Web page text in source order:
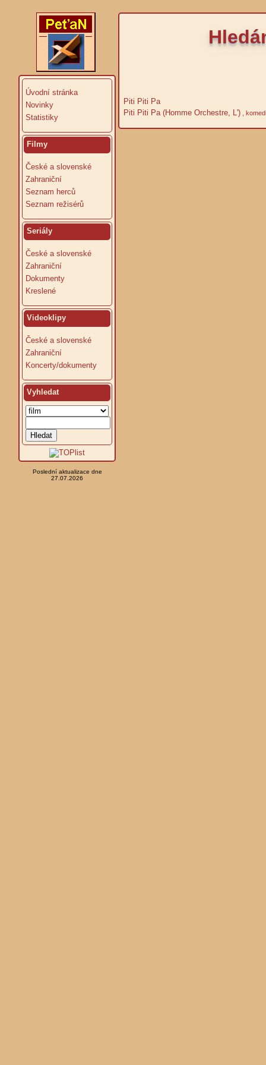
Úvodní stránka
Novinky
Statistiky
Filmy
České a slovenské
Zahraniční
Seznam herců
Seznam režisérů
Seriály
České a slovenské
Zahraniční
Dokumenty
Kreslené
Videoklipy
České a slovenské
Zahraniční
Koncerty/dokumenty
Vyhledat
Poslední aktualizace dne
27.07.2026
Piti Piti Pa
Piti Piti Pa (Homme Orchestre, L') ,